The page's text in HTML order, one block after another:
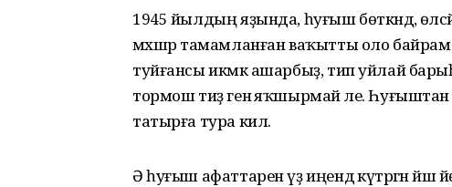
1945 йылдың яҙында, һуғыш бөткәндә,
мәхшәр тамамланған ваҡытты оло байрам
туйғансы икмәк ашарбыҙ, тип уйлай
тормош тиҙ генә яҡшырмай әле.
татырға тура килә.
Ә һуғыш афаттарен үҙ иңендә күтәргән йәш